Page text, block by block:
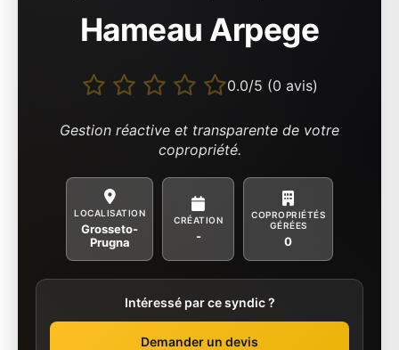
Hameau Arpege
0.0/5 (0 avis)
Gestion réactive et transparente de votre
copropriété.
LOCALISATION
Grosseto-
Prugna
CRÉATION
-
COPROPRIÉTÉS
GÉRÉES
0
Intéressé par ce syndic ?
Demander un devis